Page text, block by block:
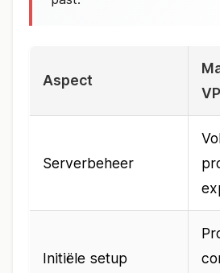
Aspect
Serverbeheer
Initiële setup